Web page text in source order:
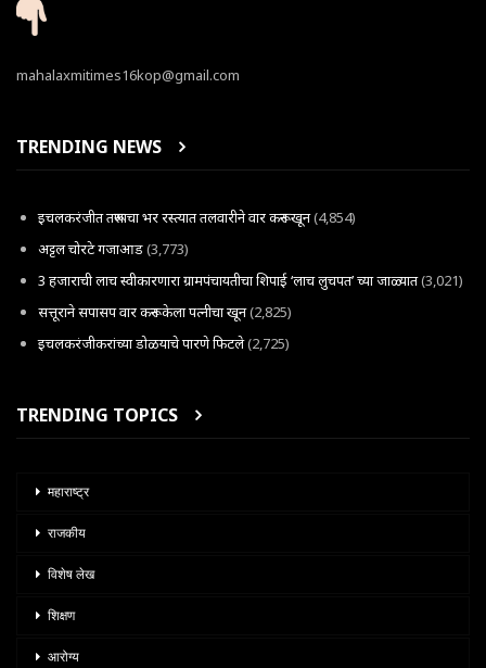
mahalaxmitimes16kop@gmail.com
TRENDING NEWS
इचलकरंजीत तरूणाचा भर रस्त्यात तलवारीने वार करून खून(4,854)
अट्टल चोरटे गजाआड(3,773)
3 हजाराची लाच स्वीकारणारा ग्रामपंचायतीचा शिपाई ‘लाच लुचपत’ च्या जाळ्यात(3,021)
सत्तूराने सपासप वार करून केला पत्नीचा खून(2,825)
इचलकरंजीकरांच्या डोळयाचे पारणे फिटले(2,725)
TRENDING TOPICS
महाराष्ट्र
राजकीय
विशेष लेख
शिक्षण
आरोग्य